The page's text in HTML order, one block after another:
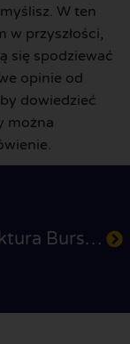
W ten
w przyszłości,
się spodziewać
opinie od
dowiedzieć
można
Manufaktura Bursztynnika